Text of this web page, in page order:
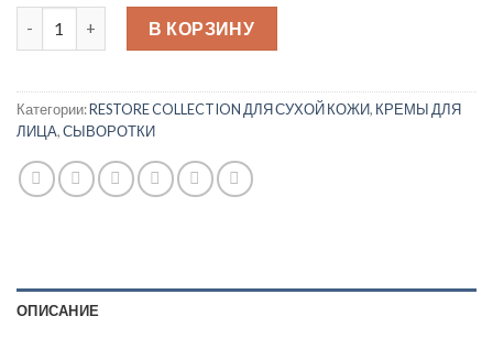
Количество товара MOISTURE RESET 30мл Комплекс
В КОРЗИНУ
Категории:RESTORE COLLECTION ДЛЯ СУХОЙ КОЖИ, КРЕМЫ ДЛЯ
ЛИЦА,СЫВОРОТКИ
ОПИСАНИЕ